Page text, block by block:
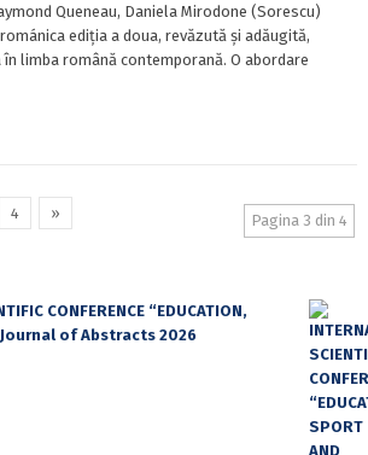
Queneau, Daniela Mirodone (Sorescu)
ediția a doua, revăzută și adăugită,
limba română contemporană. O abordare
Pagina 3 din 4
4 »
CONFERENCE “EDUCATION,
Journal of Abstracts 2026